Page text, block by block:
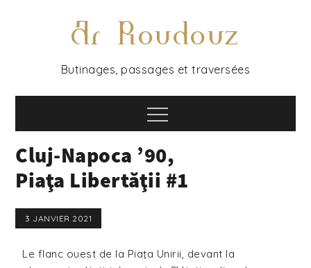
Ar Roudouz
Butinages, passages et traversées
Cluj-Napoca ’90,
Piaţa Libertăţii #1
3 JANVIER 2021
Le flanc ouest de la Piaţa Unirii, devant la